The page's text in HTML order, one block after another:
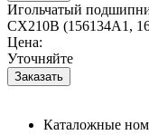
Игольчатый
CX210B (156134A1,
Цена:
Уточняйте
Каталожные